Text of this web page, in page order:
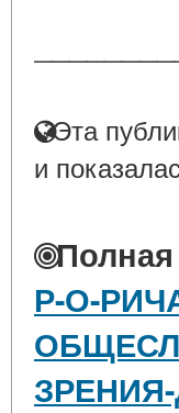
Эта
и
Полная
Р-О-